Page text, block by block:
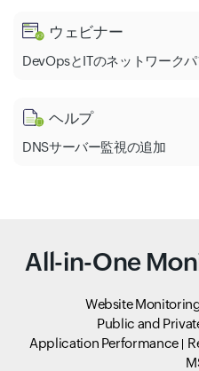
ウェビナー
DevOpsとITのネットワーク
ヘルプ
DNSサーバー監視の追加
All-in-One
Website
Public and
Application Performance